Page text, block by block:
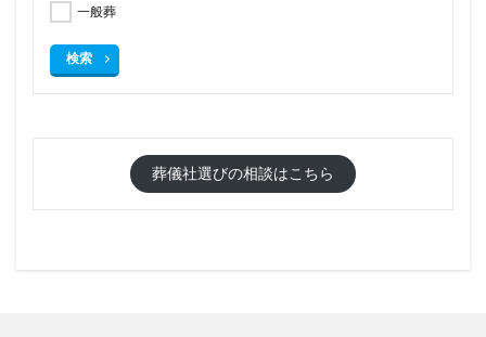
一般葬
検索
葬儀社選びの相談はこちら